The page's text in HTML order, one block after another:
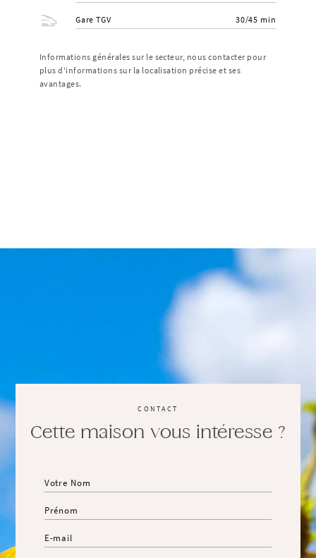
Gare TGV 30/45 min
Informations générales sur le secteur, nous contacter pour
plus d'informations sur la localisation précise et ses
avantages.
CONTACT
Cette maison vous intéresse ?